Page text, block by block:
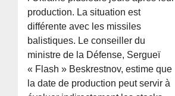
production. La situation est
différente avec les missiles
balistiques. Le conseiller du
ministre de la Défense, Sergueï
« Flash » Beskrestnov, estime que
la date de production peut servir à